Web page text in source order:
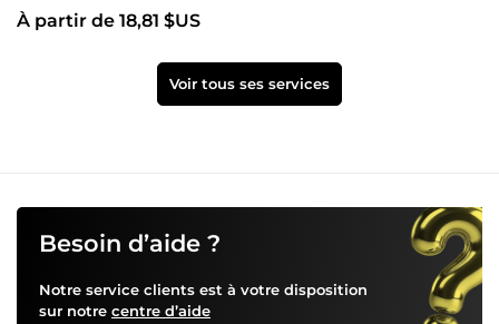
À partir de 18,81 $US
Voir tous ses services
Besoin d’aide ?
Notre service clients est à votre disposition
sur notre centre d’aide